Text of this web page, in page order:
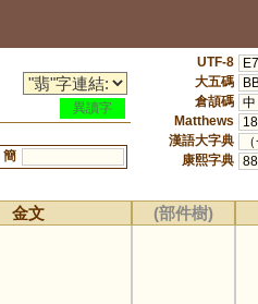
異讀字
簡
UTF-8
大五碼
倉頡碼
Matthews
漢語大字典
康熙字典
金文 (部件樹)